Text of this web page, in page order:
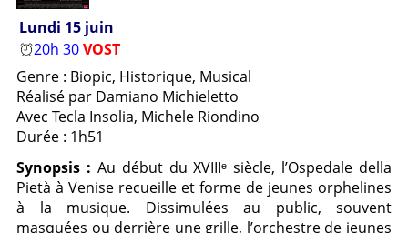
Lundi 15 juin
20h 30VOST
Genre : Biopic, Historique, Musical
Réalisé par Damiano Michieletto
Avec Tecla Insolia, Michele Riondino
Durée : 1h51
Synopsis : Au début du XVIIIᵉ siècle, l’Ospedale della
Pietà à Venise recueille et forme de jeunes orphelines
à la musique. Dissimulées au public, souvent
masquées ou derrière une grille, l’orchestre de jeunes